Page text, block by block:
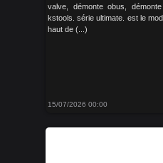
valve, démonte obus,
kstools. série ultimate. est le
haut de (...)
15/07/2026 00:00